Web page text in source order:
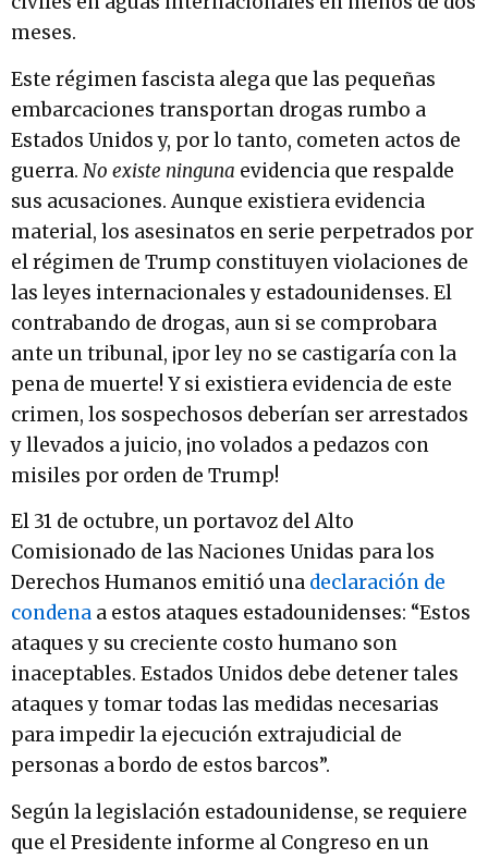
meses.
Este régimen fascista alega que las pequeñas
embarcaciones transportan drogas rumbo a
Estados Unidos y, por lo tanto, cometen actos de
guerra. No existe ninguna evidencia que respalde
sus acusaciones. Aunque existiera evidencia
material, los asesinatos en serie perpetrados por
el régimen de Trump constituyen violaciones de
las leyes internacionales y estadounidenses. El
contrabando de drogas, aun si se comprobara
ante un tribunal, ¡por ley no se castigaría con la
pena de muerte! Y si existiera evidencia de este
crimen, los sospechosos deberían ser arrestados
y llevados a juicio, ¡no volados a pedazos con
misiles por orden de Trump!
El 31 de octubre, un portavoz del Alto
Comisionado de las Naciones Unidas para los
Derechos Humanos emitió una declaración de
condena a estos ataques estadounidenses: “Estos
ataques y su creciente costo humano son
inaceptables. Estados Unidos debe detener tales
ataques y tomar todas las medidas necesarias
para impedir la ejecución extrajudicial de
personas a bordo de estos barcos”.
Según la legislación estadounidense, se requiere
que el Presidente informe al Congreso en un